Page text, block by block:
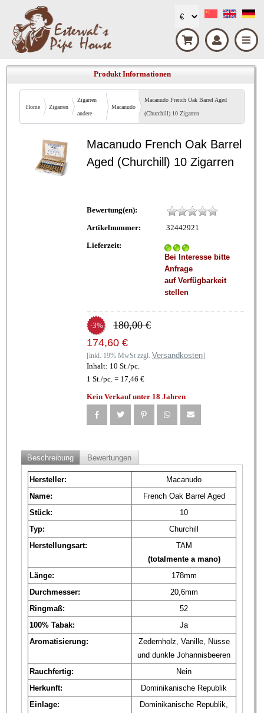
Produkt Informationen
Home Zigarren
Zigarren
andere
Macanudo
Macanudo French Oak Barrel Aged
(Churchill) 10 Zigarren
Macanudo French Oak Barrel
Aged (Churchill) 10 Zigarren
Bewertung(en):
Artikelnummer:
32442921
Lieferzeit:
Bei Interesse bitte
Anfrage
auf Verfügbarkeit
stellen
180,00 €
-3%
174,60 €
[inkl. 19% MwSt zzgl. Versandkosten]
Inhalt: 10 St./pc.
1 St./pc. = 17,46 €
Kein Verkauf unter 18 Jahren
Beschreibung Bewertungen
Hersteller:
Macanudo
Name:
French Oak Barrel Aged
Stück:
10
Typ:
Churchill
Herstellungsart:
TAM
(totalmente a mano)
Länge:
178mm
Durchmesser:
20,6mm
Ringmaß:
52
100% Tabak:
Ja
Aromatisierung:
Zedernholz, Vanille, Nüsse
und dunkle Johannisbeeren
Rauchfertig:
Nein
Herkunft:
Dominikanische Republik
Einlage:
Dominikanische Republik,